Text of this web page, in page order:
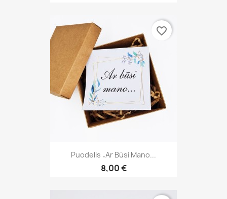
Puodelis „Ar Būsi Mano...
8,00 €
favorite_border